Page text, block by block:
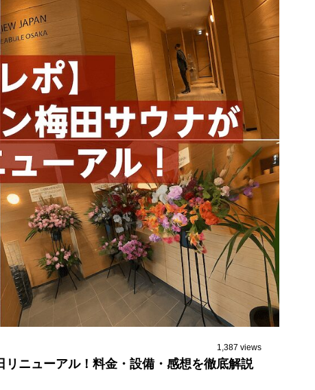
1,387 views
リニューアル！料金・設備・感想を徹底解説